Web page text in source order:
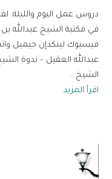
دروس عمل اليوم والليلة.
فيسبوك لينكدإن جيميل
عبدالله العقيل – ندوة
الشيخ...
اقرأ المزيد